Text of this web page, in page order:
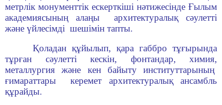
метрлiк монументтік ескерткiші нәтижесiнде Ғылым
академиясының алаңы архитектуралық сәулетті
және үйлесiмдi шешімін тапты.
Қоладан құйылып, қара габбро тұғырында
тұрған сәулеттi кескiн, фонтандар, химия,
металлургия және кен байыту институттарының
ғимараттары керемет архитектуралық ансамбль
құрайды.